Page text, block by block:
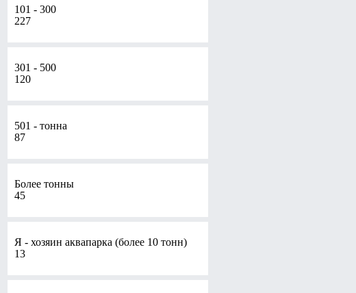
101 - 300
227
301 - 500
120
501 - тонна
87
Более тонны
45
Я - хозяин аквапарка (более 10 тонн)
13